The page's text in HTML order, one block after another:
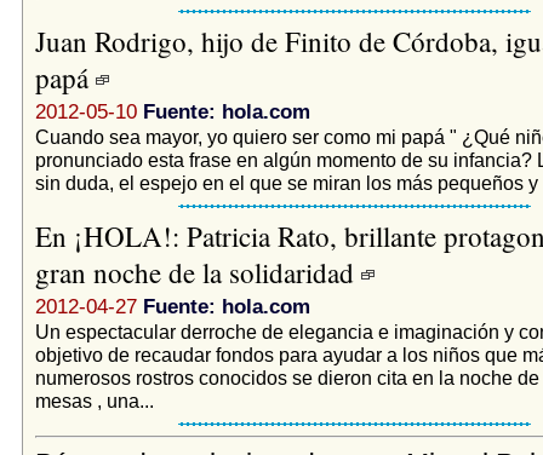
Juan Rodrigo, hijo de Finito de Córdoba,
papá
2012-05-10 Fuente: hola.com
Cuando sea mayor, yo quiero ser como mi papá " ¿Qué
pronunciado esta frase en algún momento de su infancia?
sin duda, el espejo en el que se miran los más pequeños y
En ¡HOLA!: Patricia Rato, brillante
gran noche de la solidaridad
2012-04-27 Fuente: hola.com
Un espectacular derroche de elegancia e imaginación y
objetivo de recaudar fondos para ayudar a los niños que
numerosos rostros conocidos se dieron cita en la noche
mesas , una...